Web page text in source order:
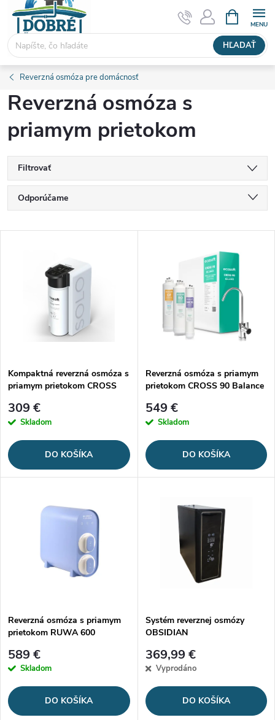
Prejsť
obsah
HĽADAŤ
KOŠÍK
Reverzná osmóza pre domácnosť
Reverzná osmóza s
priamym prietokom
Filtrovať
R
a
e
p
r
o
o
v
Odporúčame
Najpredávanejšie
Abecedne
s
p
r
o
o
v
Kompaktná reverzná osmóza s
priamym prietokom CROSS
309 €
Skladom
DO KOŠÍKA
Reverzná osmóza s priamym
prietokom CROSS 90 Balance
549 €
Skladom
DO KOŠÍKA
Reverzná osmóza s priamym
prietokom RUWA 600
589 €
Skladom
DO KOŠÍKA
Systém reverznej osmózy
OBSIDIAN
369,99 €
Vyprodáno
DO KOŠÍKA